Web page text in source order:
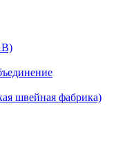
швейная фабрика)